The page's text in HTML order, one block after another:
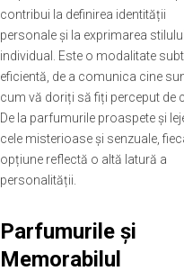
contribui la definirea identității
personale și la exprimarea stilului
individual. Este o modalitate
eficientă, de a comunica cine
cum vă doriți să fiți perceput de
De la parfumurile proaspete și
cele misterioase și senzuale,
opțiune reflectă o altă latură a
personalității.
Parfumurile și
Memorabilul